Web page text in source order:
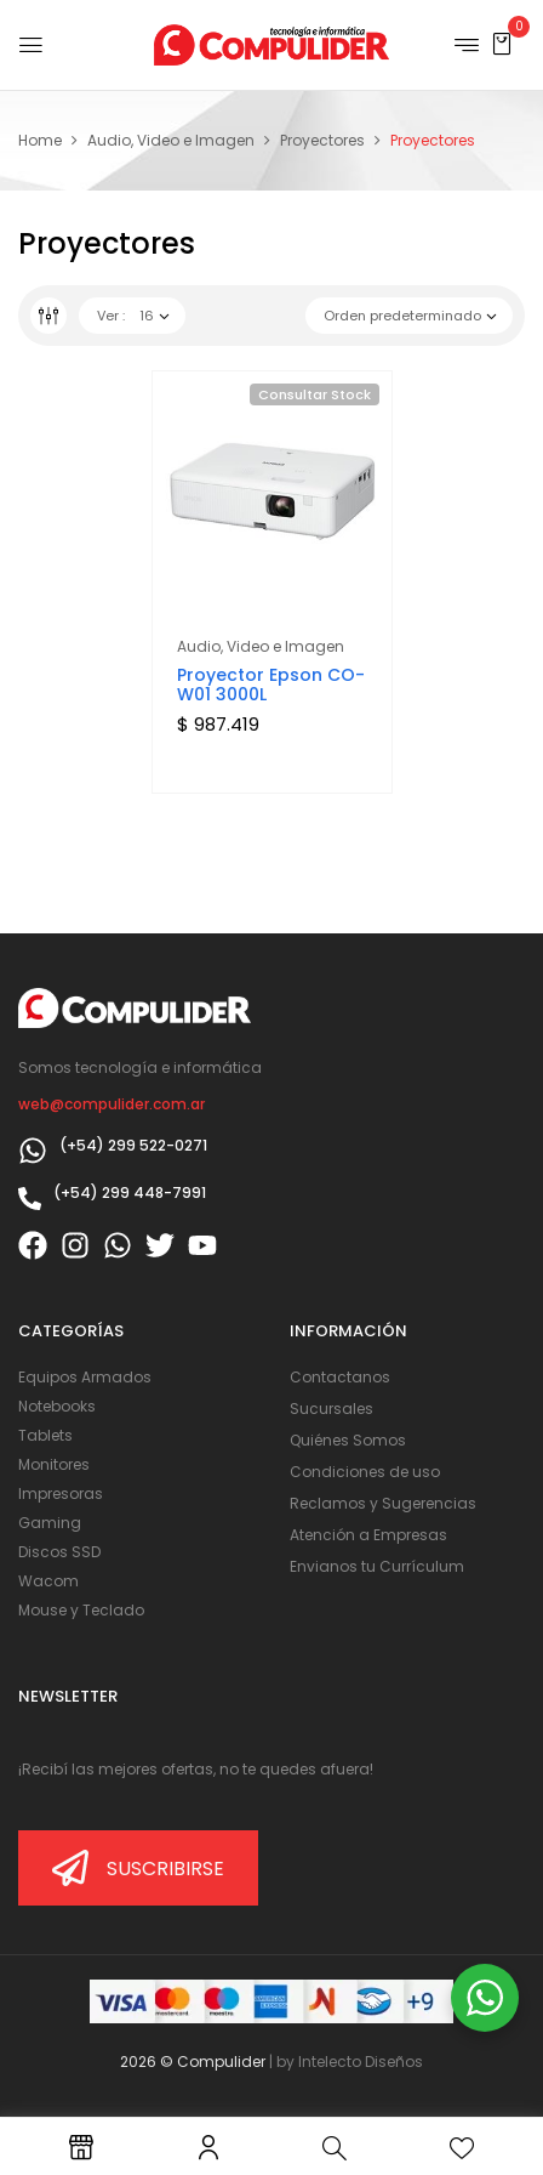
0
Home Audio, Video e Imagen Proyectores Proyectores
Proyectores
Orden predeterminado
Ver : 16
Consultar Stock
Audio, Video e Imagen
Proyector Epson CO-
W01 3000L
$ 987.419
Somos tecnología e informática
web@compulider.com.ar
(+54) 299 522-0271
(+54) 299 448-7991
CATEGORÍAS
Equipos Armados
Notebooks
Tablets
Monitores
Impresoras
Gaming
Discos SSD
Wacom
Mouse y Teclado
INFORMACIÓN
Contactanos
Sucursales
Quiénes Somos
Condiciones de uso
Reclamos y Sugerencias
Atención a Empresas
Envianos tu Currículum
NEWSLETTER
¡Recibí las mejores ofertas, no te quedes afuera!
SUSCRIBIRSE
2026 © Compulider | by Intelecto Diseños